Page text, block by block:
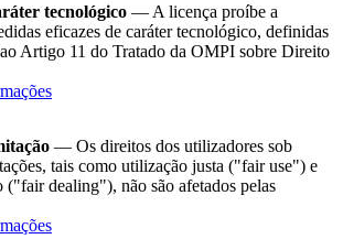
tecnológico — A licença proíbe a
eficazes de caráter tecnológico, definidas
Artigo 11 do Tratado da OMPI sobre Direito
— Os direitos dos utilizadores sob
tais como utilização justa ("fair use") e
("fair dealing"), não são afetados pelas